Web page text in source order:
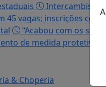
Intercambista
45 vagas; inscrições
“Acabou com os
de medida protetiva e